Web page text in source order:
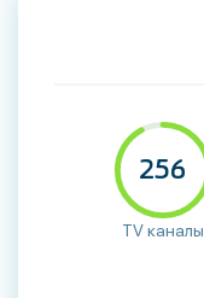
256
TV каналы